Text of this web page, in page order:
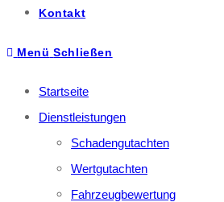
Kontakt
Menü Schließen
Startseite
Dienstleistungen
Schadengutachten
Wertgutachten
Fahrzeugbewertung